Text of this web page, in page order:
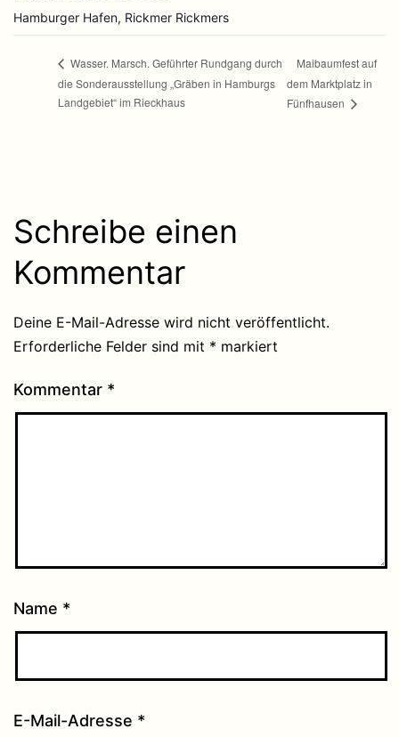
Hamburger Hafen, Rickmer Rickmers
Wasser. Marsch. Geführter Rundgang durch
die Sonderausstellung „Gräben in Hamburgs
Landgebiet“ im Rieckhaus
Maibaumfest auf
dem Marktplatz in
Fünfhausen
Schreibe einen
Kommentar
Deine E-Mail-Adresse wird nicht veröffentlicht.
Erforderliche Felder sind mit * markiert
Kommentar *
Name *
E-Mail-Adresse *